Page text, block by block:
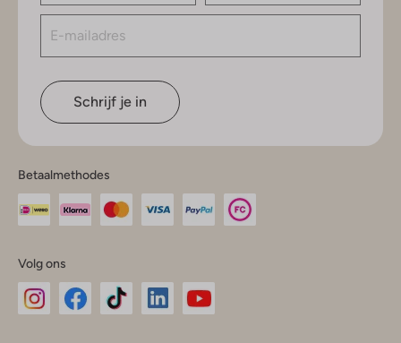
Schrijf je in
Betaalmethodes
Volg ons